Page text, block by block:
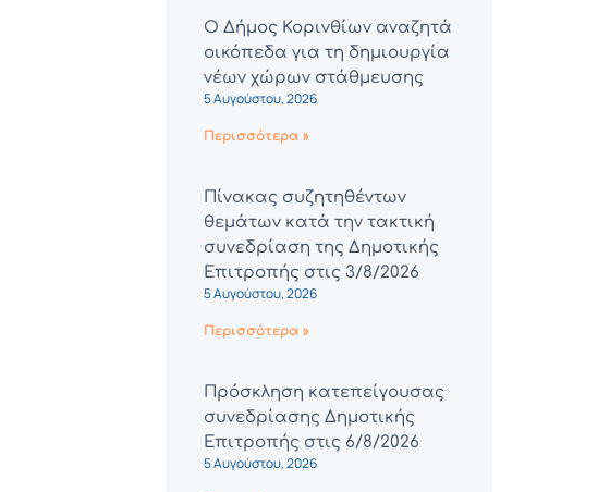
Ο Δήμος Κορινθίων αναζητά
οικόπεδα για τη δημιουργία
νέων χώρων στάθμευσης
5 Αυγούστου, 2026
Περισσότερα »
Πίνακας συζητηθέντων
θεμάτων κατά την τακτική
συνεδρίαση της Δημοτικής
Επιτροπής στις 3/8/2026
5 Αυγούστου, 2026
Περισσότερα »
Πρόσκληση κατεπείγουσας
συνεδρίασης Δημοτικής
Επιτροπής στις 6/8/2026
5 Αυγούστου, 2026